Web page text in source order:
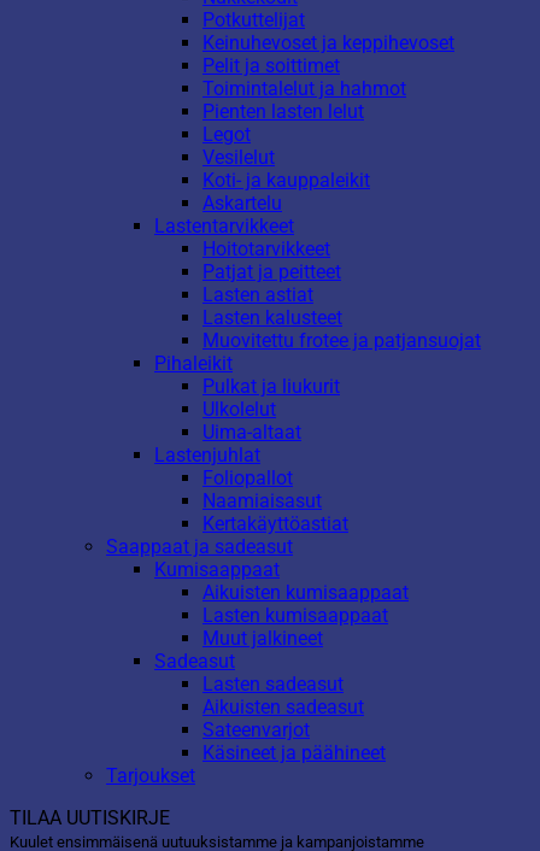
Potkuttelijat
Keinuhevoset ja keppihevoset
Pelit ja soittimet
Toimintalelut ja hahmot
Pienten lasten lelut
Legot
Vesilelut
Koti- ja kauppaleikit
Askartelu
Lastentarvikkeet
Hoitotarvikkeet
Patjat ja peitteet
Lasten astiat
Lasten kalusteet
Muovitettu frotee ja patjansuojat
Pihaleikit
Pulkat ja liukurit
Ulkolelut
Uima-altaat
Lastenjuhlat
Foliopallot
Naamiaisasut
Kertakäyttöastiat
Saappaat ja sadeasut
Kumisaappaat
Aikuisten kumisaappaat
Lasten kumisaappaat
Muut jalkineet
Sadeasut
Lasten sadeasut
Aikuisten sadeasut
Sateenvarjot
Käsineet ja päähineet
Tarjoukset
TILAA UUTISKIRJE
Kuulet ensimmäisenä uutuuksistamme ja kampanjoistamme